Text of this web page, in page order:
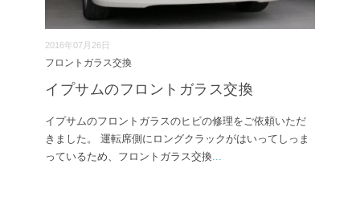
2016年07月26日
フロントガラス交換
イプサムのフロントガラス交換
イプサムのフロントガラスのヒビの修理をご依頼いただ
きました。 運転席側にロングクラックがはいってしっま
っているため、フロントガラス交換...